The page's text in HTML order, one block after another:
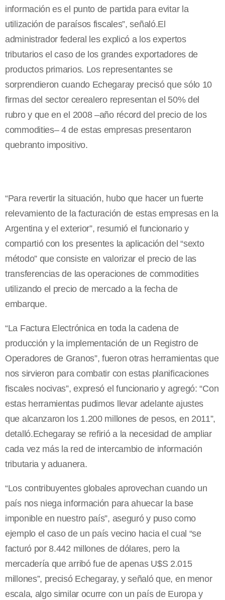
información es el punto de partida para evitar la
utilización de paraísos fiscales”, señaló.El
administrador federal les explicó a los expertos
tributarios el caso de los grandes exportadores de
productos primarios. Los representantes se
sorprendieron cuando Echegaray precisó que sólo 10
firmas del sector cerealero representan el 50% del
rubro y que en el 2008 –año récord del precio de los
commodities– 4 de estas empresas presentaron
quebranto impositivo.
“Para revertir la situación, hubo que hacer un fuerte
relevamiento de la facturación de estas empresas en la
Argentina y el exterior”, resumió el funcionario y
compartió con los presentes la aplicación del “sexto
método” que consiste en valorizar el precio de las
transferencias de las operaciones de commodities
utilizando el precio de mercado a la fecha de
embarque.
“La Factura Electrónica en toda la cadena de
producción y la implementación de un Registro de
Operadores de Granos”, fueron otras herramientas que
nos sirvieron para combatir con estas planificaciones
fiscales nocivas”, expresó el funcionario y agregó: “Con
estas herramientas pudimos llevar adelante ajustes
que alcanzaron los 1.200 millones de pesos, en 2011”,
detalló.Echegaray se refirió a la necesidad de ampliar
cada vez más la red de intercambio de información
tributaria y aduanera.
“Los contribuyentes globales aprovechan cuando un
país nos niega información para ahuecar la base
imponible en nuestro país”, aseguró y puso como
ejemplo el caso de un país vecino hacia el cual “se
facturó por 8.442 millones de dólares, pero la
mercadería que arribó fue de apenas U$S 2.015
millones”, precisó Echegaray, y señaló que, en menor
escala, algo similar ocurre con un país de Europa y